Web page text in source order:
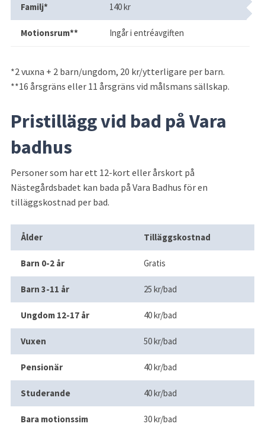
Familj* 140 kr
Motionsrum** Ingår i entréavgiften
*2 vuxna + 2 barn/ungdom, 20 kr/ytterligare per barn.
**16 årsgräns eller 11 årsgräns vid målsmans sällskap.
Pristillägg vid bad på Vara
badhus
Personer som har ett 12-kort eller årskort på
Nästegårdsbadet kan bada på Vara Badhus för en
tilläggskostnad per bad.
Tilläggskostnad 12-kort och årskort
Ålder Tilläggskostnad
Barn 0-2 år Gratis
Barn 3-11 år 25 kr/bad
Ungdom 12-17 år 40 kr/bad
Vuxen 50 kr/bad
Pensionär 40 kr/bad
Studerande 40 kr/bad
Bara motionssim 30 kr/bad